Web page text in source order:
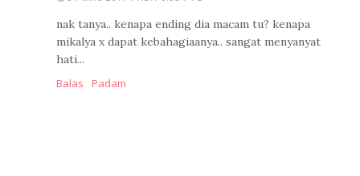
nak tanya.. kenapa ending dia macam tu? kenapa
mikalya x dapat kebahagiaanya.. sangat menyanyat
hati...
Balas
Padam